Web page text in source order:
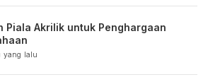
Piala Akrilik untuk Penghargaan
yang lalu